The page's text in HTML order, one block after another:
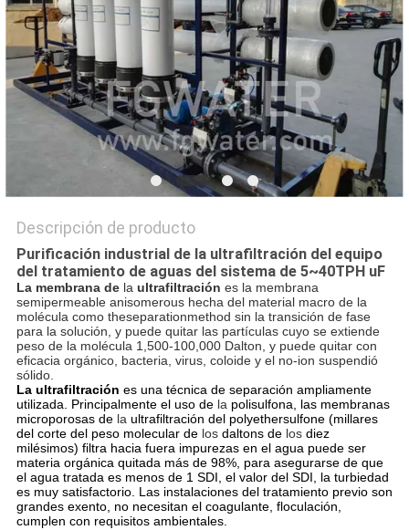
Descripción de producto
Purificación industrial de la ultrafiltración del equipo
del tratamiento de aguas del sistema de 5~40TPH uF
La membrana dela ultrafiltración es la membrana
semipermeable anisomerous hecha del material macro dela
molécula como theseparationmethod sin la transición de fase
para la solución, y puede quitar las partículas cuyo se extiende
peso dela molécula 1,500-100,000 Dalton, y puede quitar con
eficacia orgánico, bacteria, virus, coloide y elno-ion suspendió
sólido.
La ultrafiltración es una técnica de separación ampliamente
utilizada. Principalmente el uso dela polisulfona, las membranas
microporosas dela ultrafiltración del polyethersulfone (millares
del corte del peso molecular delos daltons delos diez
milésimos) filtra hacia fuera impurezas en el agua puede ser
materia orgánica quitada más de 98%, para asegurarse de que
el agua tratada es menos de 1 SDI, el valor del SDI, la turbiedad
es muy satisfactorio. Las instalaciones del tratamiento previo son
grandes exento, no necesitan el coagulante, floculación,
cumplen con requisitos ambientales.